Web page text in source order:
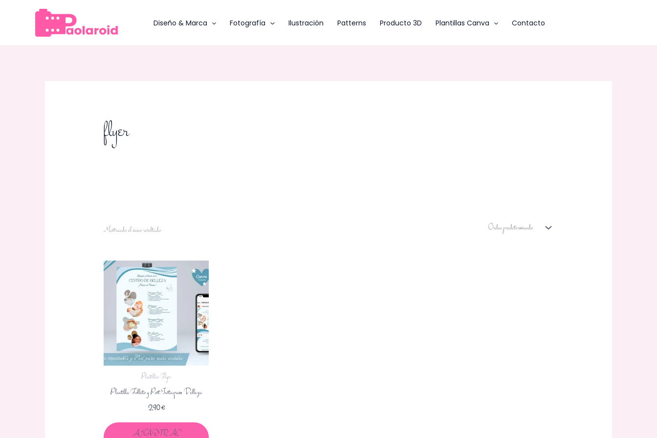
Diseño & Marca Fotografía Ilustración Patterns Producto 3D Plantillas Canva Contacto
flyer
Mostrando el único resultado
Plantillas Flyer
Plantilla Folleto y Post Instagram Belleza
2,90€
AÑADIR AL